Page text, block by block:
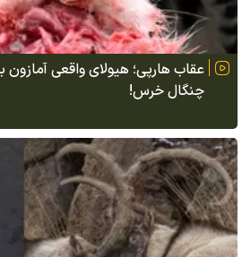
عقاب هارپی؛ هیولای واقعی آمازون
چنگال خرس!